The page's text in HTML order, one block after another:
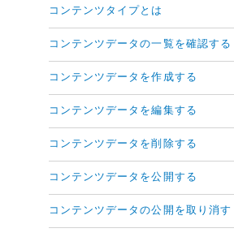
コンテンツタイプとは
コンテンツデータの一覧を確認する
コンテンツデータを作成する
コンテンツデータを編集する
コンテンツデータを削除する
コンテンツデータを公開する
コンテンツデータの公開を取り消す